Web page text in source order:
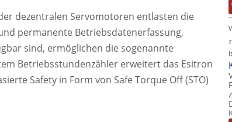
dezentralen Servomotoren entlasten die
permanente Betriebsdatenerfassung,
sind, ermöglichen die sogenannte
Betriebsstundenzähler erweitert das Esitron
Safety in Form von Safe Torque Off (STO)